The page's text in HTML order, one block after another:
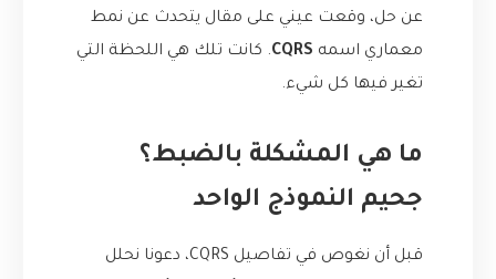
عن حل، وقعت عيني على مقال يتحدث عن نمط
معماري اسمه CQRS. كانت تلك هي اللحظة التي
تغير فيها كل شيء.
ما هي المشكلة بالضبط؟
جحيم النموذج الواحد
قبل أن نغوص في تفاصيل CQRS، دعونا نحلل